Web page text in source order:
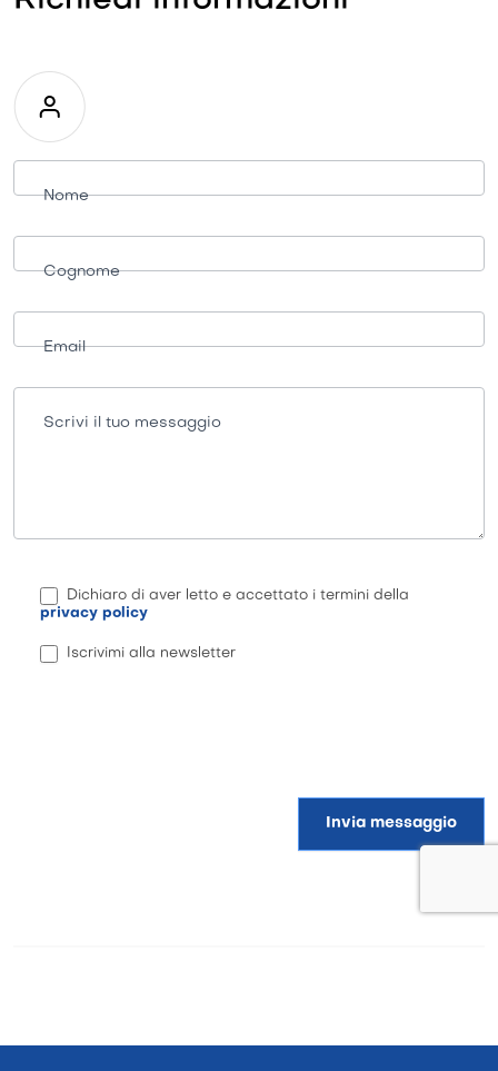
Richiesta
informazioni
Nome
Cognome
Email
Scrivi il tuo messaggio
Dichiaro di aver letto e accettato i termini della
privacy policy
Iscrivimi alla newsletter
Invia messaggio